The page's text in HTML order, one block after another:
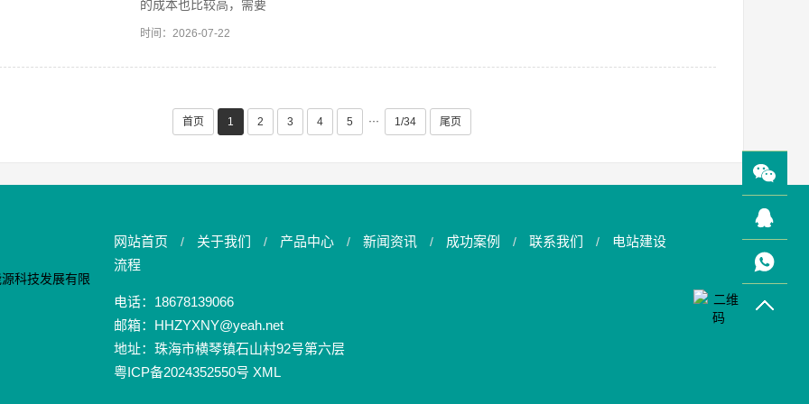
的成本也比较高，需要
时间：2026-07-22
首页 1 2 3 4 5 ··· 1/34 尾页
网站首页 / 关于我们 / 产品中心 /新闻资讯 / 成功案例 /联系我们 / 电站建设
流程
电话：18678139066
邮箱：HHZYXNY@yeah.net
地址：珠海市横琴镇石山村92号第六层
粤ICP备2024352550号 XML